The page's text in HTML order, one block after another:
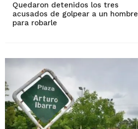
Quedaron detenidos los tres
acusados de golpear a un hombre
para robarle